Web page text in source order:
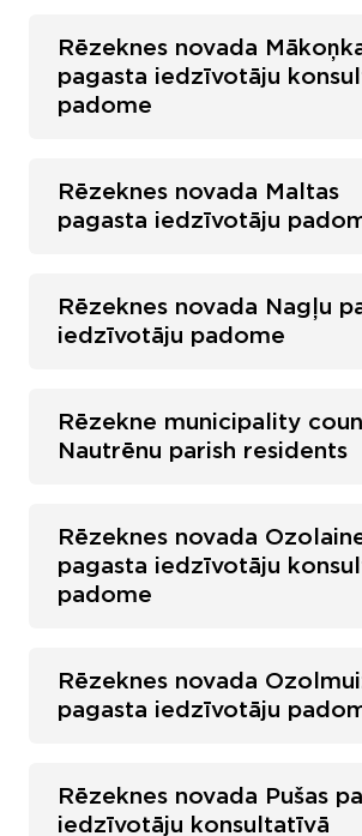
Rēzeknes novada
pagasta iedzīvotāju
padome
Rēzeknes novada Maltas
pagasta iedzīvotāju
Rēzeknes novada Nagļu
iedzīvotāju padome
Rēzekne municipality
Nautrēnu parish residents
Rēzeknes novada
pagasta iedzīvotāju
padome
Rēzeknes novada
pagasta iedzīvotāju
Rēzeknes novada Pušas
iedzīvotāju konsultatīvā